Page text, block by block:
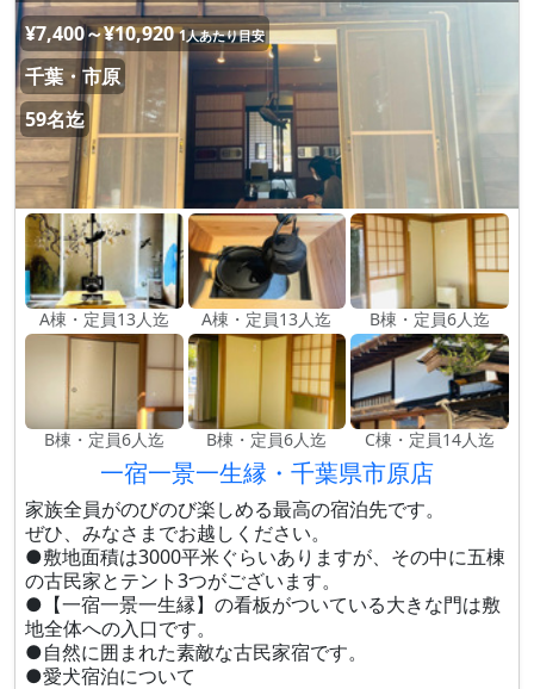
¥7,400～¥10,920 1人あたり目安
千葉・市原
59名迄
A棟・定員13人迄 A棟・定員13人迄 B棟・定員6人迄
B棟・定員6人迄 B棟・定員6人迄 C棟・定員14人迄
一宿一景一生縁・千葉県市原店
家族全員がのびのび楽しめる最高の宿泊先です。
ぜひ、みなさまでお越しください。
●敷地面積は3000平米ぐらいありますが、その中に五棟
の古民家とテント3つがございます。
●【一宿一景一生縁】の看板がついている大きな門は敷
地全体への入口です。
●自然に囲まれた素敵な古民家宿です。
●愛犬宿泊について